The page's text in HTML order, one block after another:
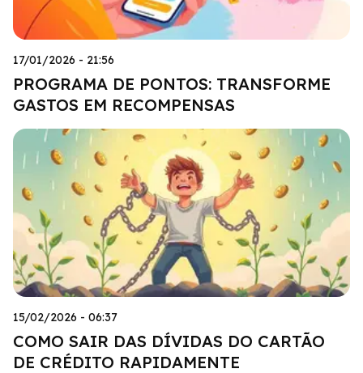
17/01/2026 - 21:56
PROGRAMA DE PONTOS: TRANSFORME
GASTOS EM RECOMPENSAS
15/02/2026 - 06:37
COMO SAIR DAS DÍVIDAS DO CARTÃO
DE CRÉDITO RAPIDAMENTE